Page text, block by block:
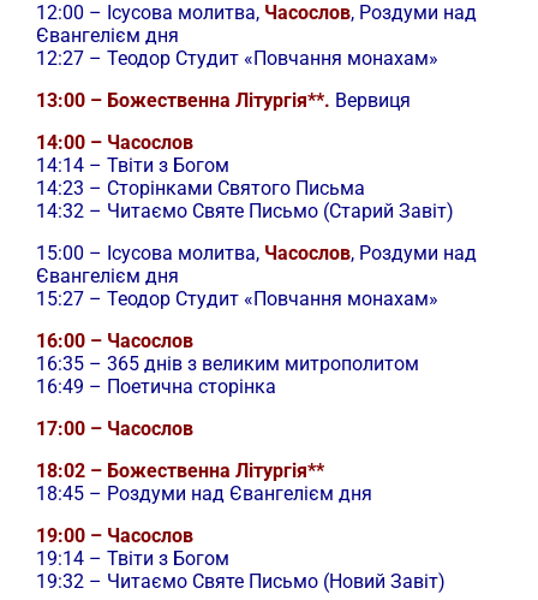
12:00 – Ісусова молитва, Часослов, Роздуми над
Євангелієм дня
12:27 – Теодор Студит «Повчання монахам»
13:00 – Божественна Літургія**. Вервиця
14:00 – Часослов
14:14 – Твіти з Богом
14:23 – Сторінками Святого Письма
14:32 – Читаємо Святе Письмо (Старий Завіт)
15:00 – Ісусова молитва, Часослов, Роздуми над
Євангелієм дня
15:27 – Теодор Студит «Повчання монахам»
16:00 – Часослов
16:35 – 365 днів з великим митрополитом
16:49 – Поетична сторінка
17:00 – Часослов
18:02 – Божественна Літургія**
18:45 – Роздуми над Євангелієм дня
19:00 – Часослов
19:14 – Твіти з Богом
19:32 – Читаємо Святе Письмо (Новий Завіт)